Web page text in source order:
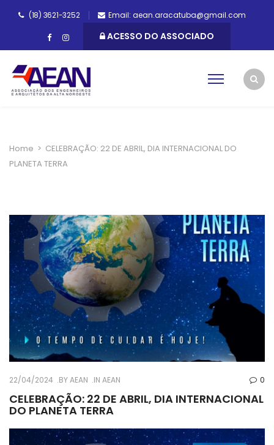
(18) 3621-3252 Email: aean.aracatuba@gmail.com
ACESSO DO ASSOCIADO
Home > CELEBRAÇÃO: 22 DE ABRIL, DIA INTERNACIONAL DO
PLANETA TERRA
22/04/2024 BYAEAN IN AEAN 0
CELEBRAÇÃO: 22 DE ABRIL, DIA INTERNACIONAL
DO PLANETA TERRA